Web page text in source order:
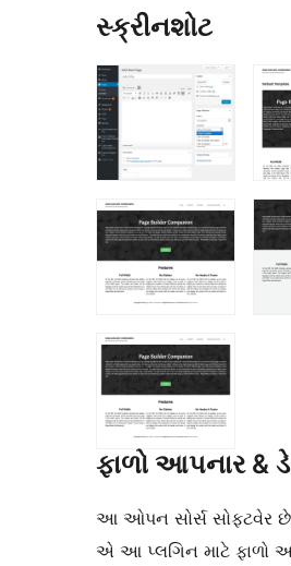
સ્ક્રીનશોટ
ફાળો આપનાર &
આ ઓપન સોર્સ સોફ્ટવેર છે.
એ આ પ્લગિન માટે ફાળો